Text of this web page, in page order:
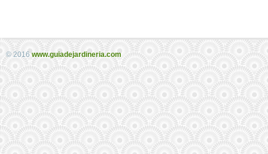
© 2016www.guiadejardineria.com